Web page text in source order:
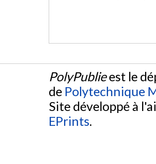
PolyPublieest le
de Polytechnique
Site développé à
EPrints.